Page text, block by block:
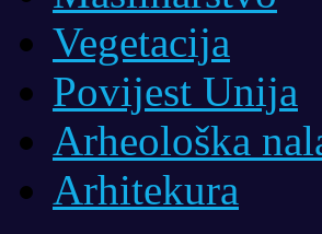
Vegetacija
Povijest Unija
Arheološka
Arhitekura